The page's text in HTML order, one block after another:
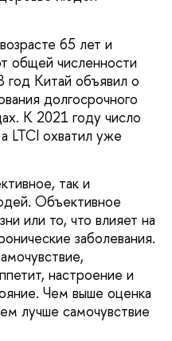
65 лет и
общей численности
Китай объявил о
долгосрочного
К 2021 году число
LTCI охватил уже
так и
Объективное
или то, что влияет на
заболевания.
настроение и
Чем выше оценка
лучше самочувствие